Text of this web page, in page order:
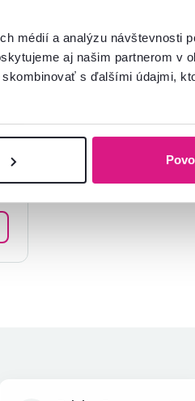
médií a analýzu návštevnosti
aj našim partnerom v
s ďalšími údajmi,